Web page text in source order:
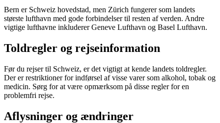
Bern er Schweiz hovedstad, men Zürich fungerer som landets
største lufthavn med gode forbindelser til resten af verden. Andre
vigtige lufthavne inkluderer Geneve Lufthavn og Basel Lufthavn.
Toldregler og rejseinformation
Før du rejser til Schweiz, er det vigtigt at kende landets toldregler.
Der er restriktioner for indførsel af visse varer som alkohol, tobak og
medicin. Sørg for at være opmærksom på disse regler for en
problemfri rejse.
Aflysninger og ændringer